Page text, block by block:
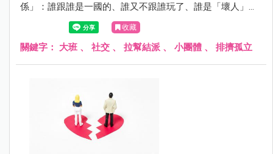
係」：誰跟誰是一國的、誰又不跟誰玩了、誰是「壞人」、
誰又是「最好的朋友」。
收藏
關鍵字： 大班 、 社交 、 拉幫結派 、 小團體 、 排擠孤立